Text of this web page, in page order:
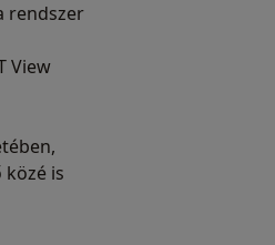
rendszer
View
közé is